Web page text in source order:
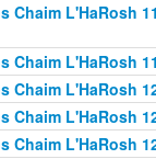
Chaim L'HaRosh
Chaim L'HaRosh
Chaim L'HaRosh
Chaim L'HaRosh
Chaim L'HaRosh